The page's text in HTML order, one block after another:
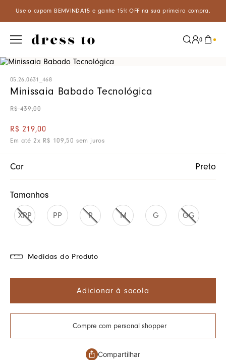
o cupom BEMVINDA15 e ganhe 15% OFF na sua primeira compra.
0
05.26.0631_468
Minissaia Babado Tecnológica
R$ 439,00
R$ 219,00
Em até 2x R$ 109 ,50 sem juros
Cor Preto
Tamanhos
XPP PP P M G GG
Medidas do Produto
Adicionar à sacola
Compre com personal shopper
Compartilhar